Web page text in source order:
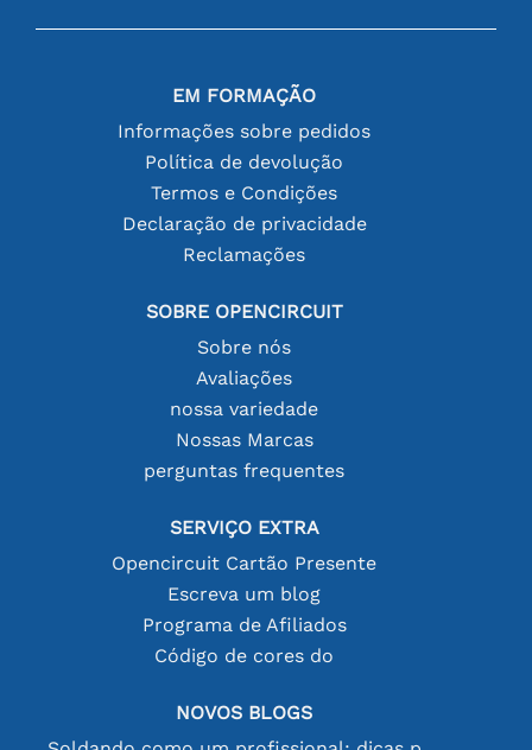
EM FORMAÇÃO
Informações sobre pedidos
Política de devolução
Termos e Condições
Declaração de privacidade
Reclamações
SOBRE OPENCIRCUIT
Sobre nós
Avaliações
nossa variedade
Nossas Marcas
perguntas frequentes
SERVIÇO EXTRA
Opencircuit Cartão Presente
Escreva um blog
Programa de Afiliados
Código de cores do
NOVOS BLOGS